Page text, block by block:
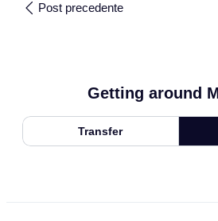
Post precedente
Getting around
Transfer